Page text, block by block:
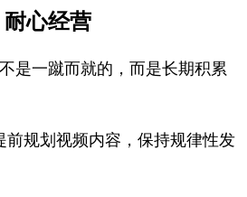
心经营
是一蹴而就的，而是长期积累
前规划视频内容，保持规律性发